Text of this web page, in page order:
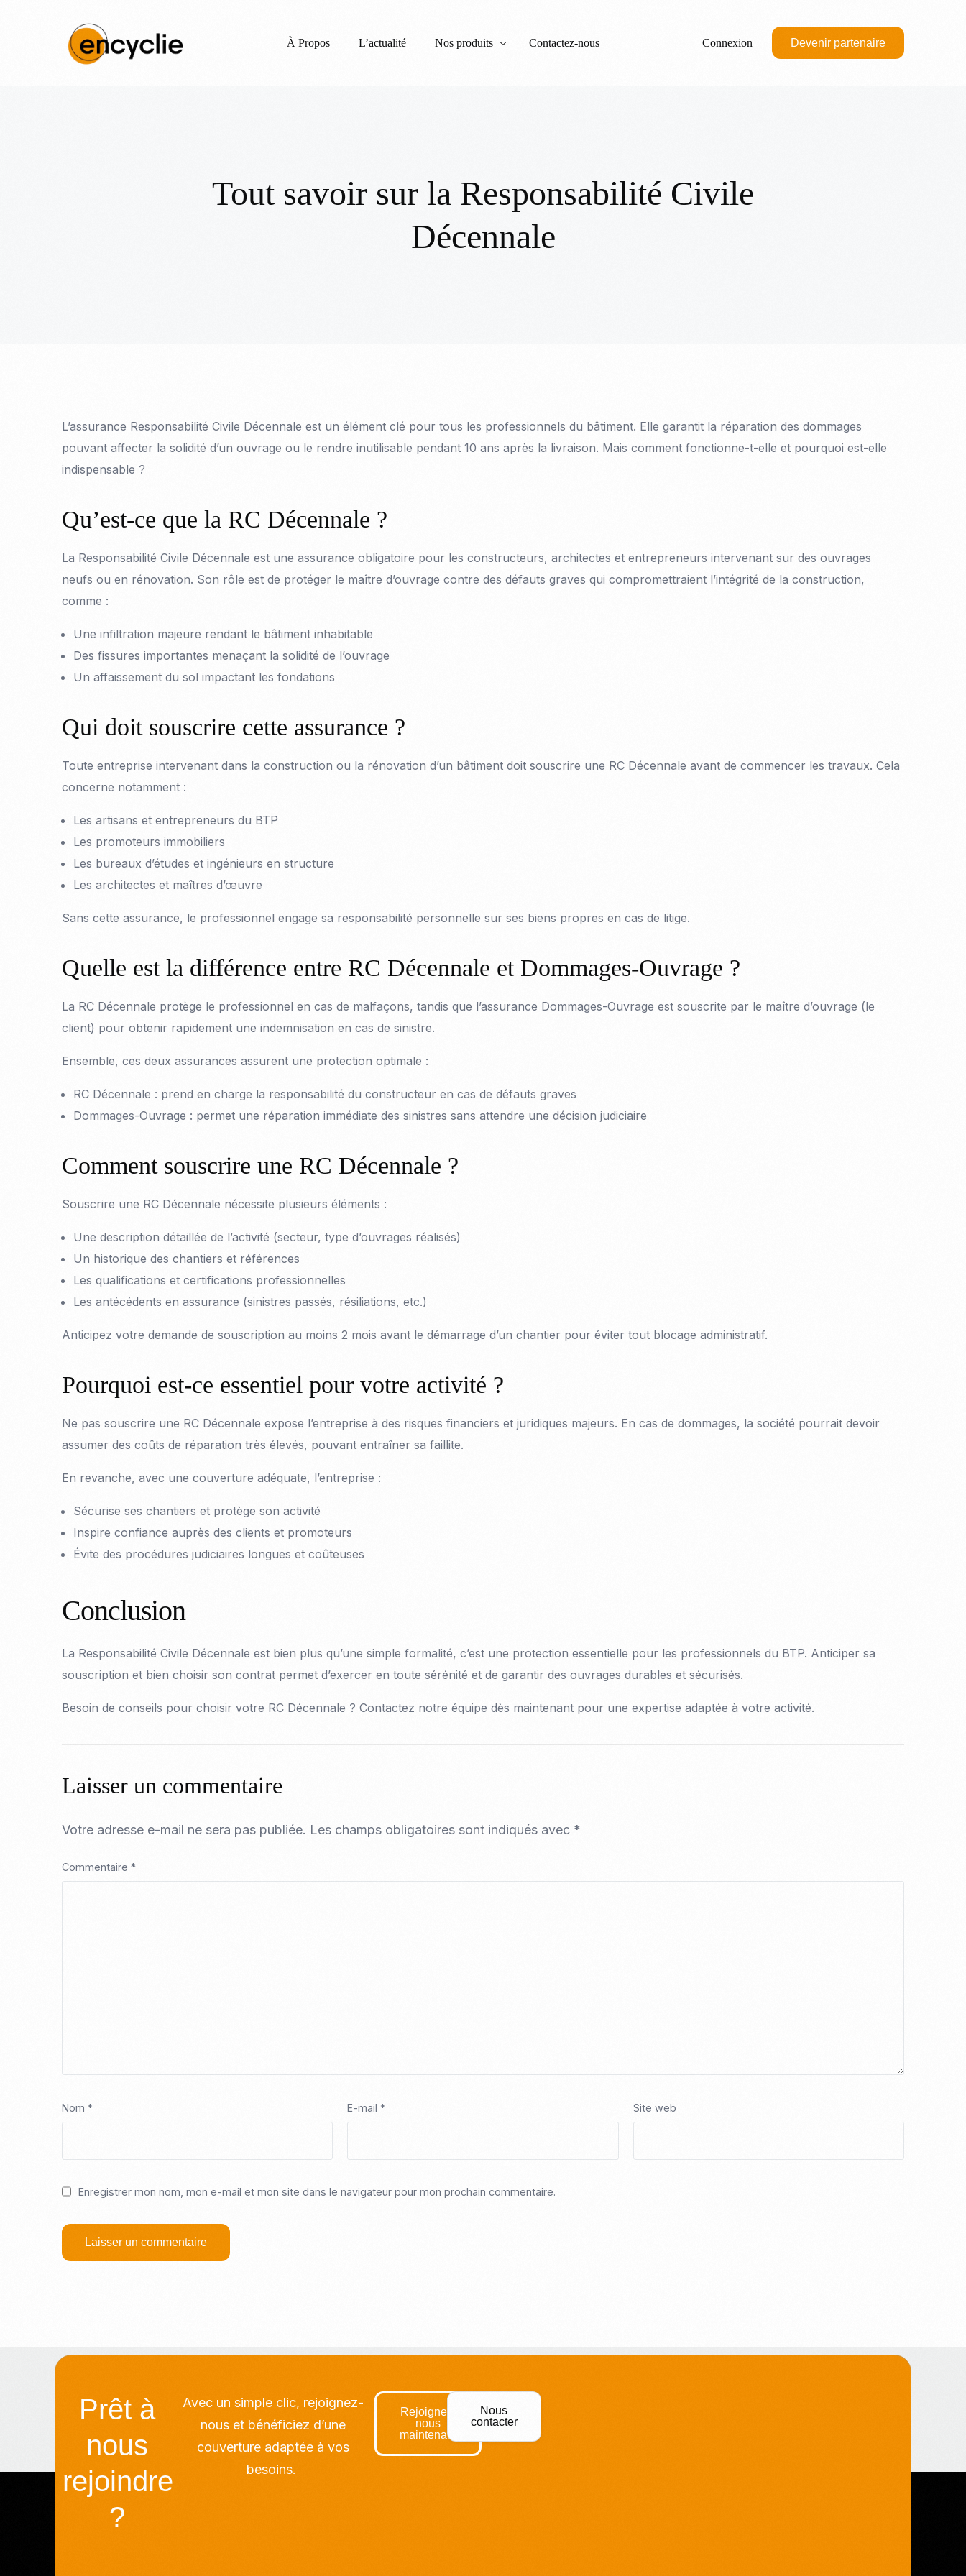
À Propos L’actualité Nos produits
Tous risques chantiers
RC décennale
Assurance Dommages Ouvrage – DOM-TOM
Contactez-nous Connexion Devenir partenaire
Tout savoir sur la Responsabilité Civile
Décennale
L’assurance Responsabilité Civile Décennale est un élément clé pour tous les professionnels du bâtiment. Elle garantit la réparation des dommages
pouvant affecter la solidité d’un ouvrage ou le rendre inutilisable pendant 10 ans après la livraison. Mais comment fonctionne-t-elle et pourquoi est-elle
indispensable ?
Qu’est-ce que la RC Décennale ?
La Responsabilité Civile Décennale est une assurance obligatoire pour les constructeurs, architectes et entrepreneurs intervenant sur des ouvrages
neufs ou en rénovation. Son rôle est de protéger le maître d’ouvrage contre des défauts graves qui compromettraient l’intégrité de la construction,
comme :
Une infiltration majeure rendant le bâtiment inhabitable
Des fissures importantes menaçant la solidité de l’ouvrage
Un affaissement du sol impactant les fondations
Qui doit souscrire cette assurance ?
Toute entreprise intervenant dans la construction ou la rénovation d’un bâtiment doit souscrire une RC Décennale avant de commencer les travaux. Cela
concerne notamment :
Les artisans et entrepreneurs du BTP
Les promoteurs immobiliers
Les bureaux d’études et ingénieurs en structure
Les architectes et maîtres d’œuvre
Sans cette assurance, le professionnel engage sa responsabilité personnelle sur ses biens propres en cas de litige.
Quelle est la différence entre RC Décennale et Dommages-Ouvrage ?
La RC Décennale protège le professionnel en cas de malfaçons, tandis que l’assurance Dommages-Ouvrage est souscrite par le maître d’ouvrage (le
client) pour obtenir rapidement une indemnisation en cas de sinistre.
Ensemble, ces deux assurances assurent une protection optimale :
RC Décennale : prend en charge la responsabilité du constructeur en cas de défauts graves
Dommages-Ouvrage : permet une réparation immédiate des sinistres sans attendre une décision judiciaire
Comment souscrire une RC Décennale ?
Souscrire une RC Décennale nécessite plusieurs éléments :
Une description détaillée de l’activité (secteur, type d’ouvrages réalisés)
Un historique des chantiers et références
Les qualifications et certifications professionnelles
Les antécédents en assurance (sinistres passés, résiliations, etc.)
Anticipez votre demande de souscription au moins 2 mois avant le démarrage d’un chantier pour éviter tout blocage administratif.
Pourquoi est-ce essentiel pour votre activité ?
Ne pas souscrire une RC Décennale expose l’entreprise à des risques financiers et juridiques majeurs. En cas de dommages, la société pourrait devoir
assumer des coûts de réparation très élevés, pouvant entraîner sa faillite.
En revanche, avec une couverture adéquate, l’entreprise :
Sécurise ses chantiers et protège son activité
Inspire confiance auprès des clients et promoteurs
Évite des procédures judiciaires longues et coûteuses
Conclusion
La Responsabilité Civile Décennale est bien plus qu’une simple formalité, c’est une protection essentielle pour les professionnels du BTP. Anticiper sa
souscription et bien choisir son contrat permet d’exercer en toute sérénité et de garantir des ouvrages durables et sécurisés.
Besoin de conseils pour choisir votre RC Décennale ? Contactez notre équipe dès maintenant pour une expertise adaptée à votre activité.
Laisser un commentaire
Votre adresse e-mail ne sera pas publiée. Les champs obligatoires sont indiqués avec *
Commentaire *
Nom * E-mail* Site web
Enregistrer mon nom, mon e-mail et mon site dans le navigateur pour mon prochain commentaire.
Prêt à
nous
rejoindre
?
Avec un simple clic, rejoignez-
nous et bénéficiez d’une
couverture adaptée à vos
besoins.
Rejoignez-
nous
maintenant
Nous
contacter